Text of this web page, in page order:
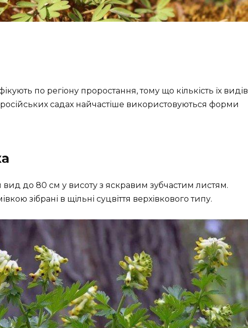
по регіону проростання, тому що кількість їх видів
садах найчастіше використовуються форми
до 80 см у висоту з яскравим зубчастим листям.
зібрані в щільні суцвіття верхівкового типу.